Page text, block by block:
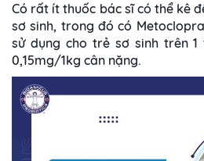
Có rất ít thuốc bác sĩ có thể kê
sơ sinh, trong đó có
sử dụng cho trẻ sơ sinh trên
0,15mg/1kg cân nặng.